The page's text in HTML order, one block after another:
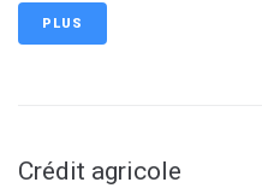
PLUS
Crédit agricole